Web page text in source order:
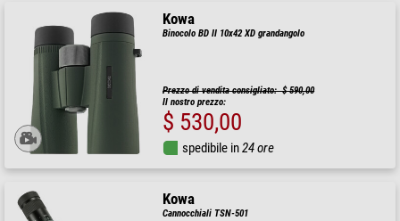
Kowa
Binocolo BD II 10x42 XD grandangolo
Prezzo di vendita consigliato: $ 590,00
Il nostro prezzo:
$ 530,00
spedibile in24 ore
Kowa
Cannocchiali TSN-501